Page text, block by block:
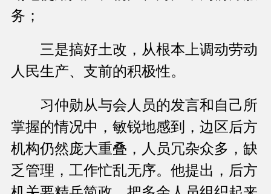
务；
三是搞好土改，从根本上调动劳动
人民生产、支前的积极性。
习仲勋从与会人员的发言和自己所
掌握的情况中，敏锐地感到，边区后方
机构仍然庞大重叠，人员冗杂众多，缺
乏管理，工作忙乱无序。他提出，后方